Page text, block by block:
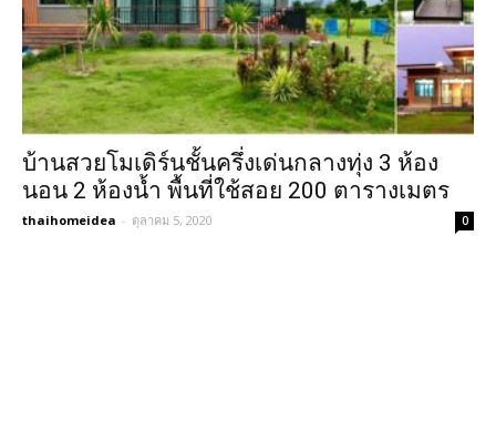
บ้านสวยโมเดิร์นชั้นครึ่งเด่นกลางทุ่ง 3 ห้อง
นอน 2 ห้องน้ำ พื้นที่ใช้สอย 200 ตารางเมตร
thaihomeidea - ตุลาคม 5, 2020 0